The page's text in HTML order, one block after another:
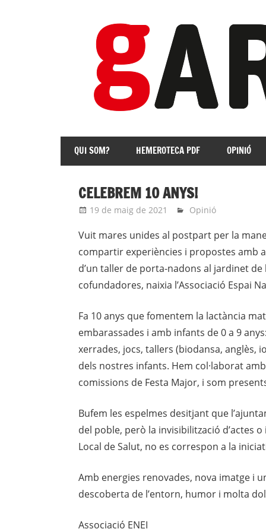
Independent
de
les
Franqueses
QUI SOM? HEMEROTECA PDF OPINIÓ
CELEBREM 10 ANYS!
19 de maig de 2021 roger
Opinió
Vuit mares unides al postpart per la
compartir experiències i propostes amb
d’un taller de porta-nadons al jardinet
cofundadores, naixia l’Associació Espai
Fa 10 anys que fomentem la lactància
embarassades i amb infants de 0 a 9
xerrades, jocs, tallers (biodansa, anglès,
dels nostres infants. Hem col·laborat
comissions de Festa Major, i som
Bufem les espelmes desitjant que
del poble, però la invisibilització d’actes
Local de Salut, no es correspon a la
Amb energies renovades, nova imatge i
descoberta de l’entorn, humor i molta
Associació ENEI